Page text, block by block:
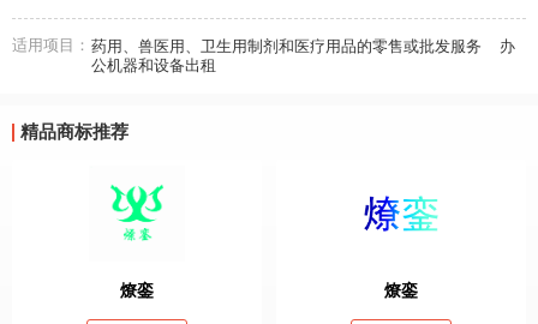
适用项目： 药用、兽医用、卫生用制剂和医疗用品的零售或批发服务
办
公机器和设备出租
精品商标推荐
燎銮 燎銮